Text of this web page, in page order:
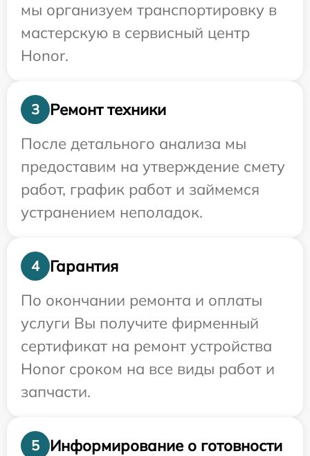
мы организуем транспортировку в
мастерскую в сервисный центр
Honor.
3
Ремонт техники
После детального анализа мы
предоставим на утверждение смету
работ, график работ и займемся
устранением неполадок.
4
Гарантия
По окончании ремонта и оплаты
услуги Вы получите фирменный
сертификат на ремонт устройства
Honor сроком на все виды работ и
запчасти.
5
Информирование о готовности